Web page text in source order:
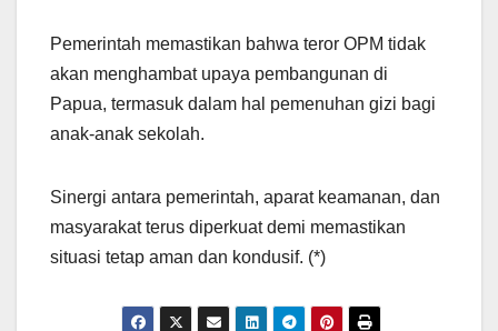
Pemerintah memastikan bahwa teror OPM tidak
akan menghambat upaya pembangunan di
Papua, termasuk dalam hal pemenuhan gizi bagi
anak-anak sekolah.
Sinergi antara pemerintah, aparat keamanan, dan
masyarakat terus diperkuat demi memastikan
situasi tetap aman dan kondusif. (*)